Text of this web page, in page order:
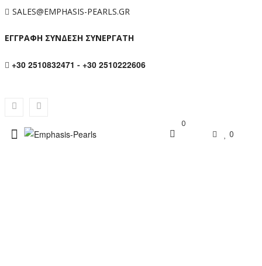
SALES@EMPHASIS-PEARLS.GR
ΕΓΓΡΑΦΗ ΣΥΝΔΕΣΗ ΣΥΝΕΡΓΑΤΗ
+30 2510832471 - +30 2510222606
0
0